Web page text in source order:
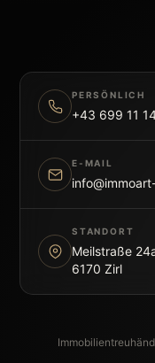
PERSÖNLICH
+43 699 11
E-MAIL
STANDORT
Meilstraße
6170 Zirl